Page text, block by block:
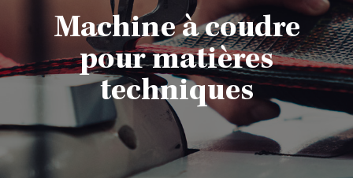
Machine à coudre
pour matières
techniques